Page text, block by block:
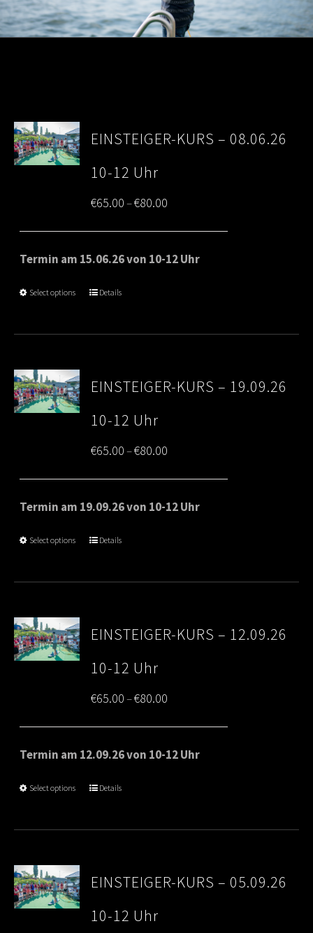
EINSTEIGER-KURS – 08.06.26
10-12 Uhr
€65.00–€80.00
range:
€65.00
Termin am 15.06.26 von 10-12 Uhr
Select options Details
EINSTEIGER-KURS – 19.09.26
10-12 Uhr
€65.00–€80.00
range:
€65.00
Termin am 19.09.26 von 10-12 Uhr
Select options Details
EINSTEIGER-KURS – 12.09.26
10-12 Uhr
€65.00–€80.00
range:
€65.00
Termin am 12.09.26 von 10-12 Uhr
Select options Details
EINSTEIGER-KURS – 05.09.26
10-12 Uhr